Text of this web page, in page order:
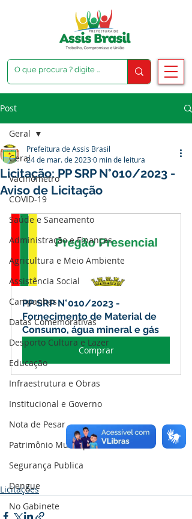
Post
Geral
Vacinômetro
COVID-19
Saúde e Saneamento
Administração e Finanças
Agricultura e Meio Ambiente
Assistência Social
Campanhas
Datas Comemorativas
Desporto Cultura e Lazer
Educação
Infraestrutura e Obras
Institucional e Governo
Nota de Pesar
Patrimônio Municipal
Segurança Publica
Dengue
No Gabinete
Geral
Licitação: PP SRP N°010/2023 -
Aviso de Licitação
Prefeitura de Assis Brasil
24 de mar. de 20230 min de leitura
PP SRP N°010/2023 -
Fornecimento de Material de
Consumo, água mineral e gás
Comprar
Licitações